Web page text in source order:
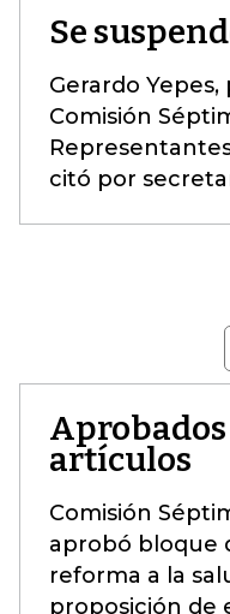
Se
Gerardo
Comisión
citó por
Aprobados
artículos
Comisión
aprobó bloque
reforma a la
proposición de